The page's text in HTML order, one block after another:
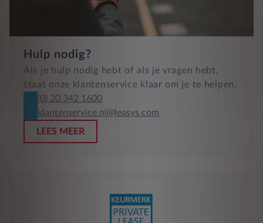
Hulp nodig?
Als je hulp nodig hebt of als je vragen hebt,
staat onze klantenservice klaar om je te helpen.
(0) 20 342 1600
klantenservice.nl@leasys.com
LEES MEER